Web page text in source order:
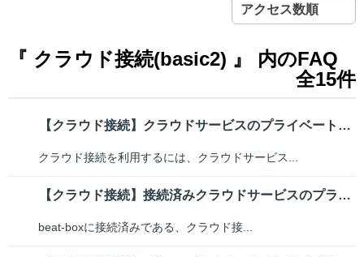
アクセス数順
『 クラウド接続(basic2) 』 内のFAQ
全15件
【クラウド接続】クラウドサービスのプライベートネットワーク接続方法（Mic...
クラウド接続を利用するには、クラウドサービス...
【クラウド接続】接続済みクラウドサービスのプライベートネットワーク解除手順
beat-boxに接続済みである、クラウド接...